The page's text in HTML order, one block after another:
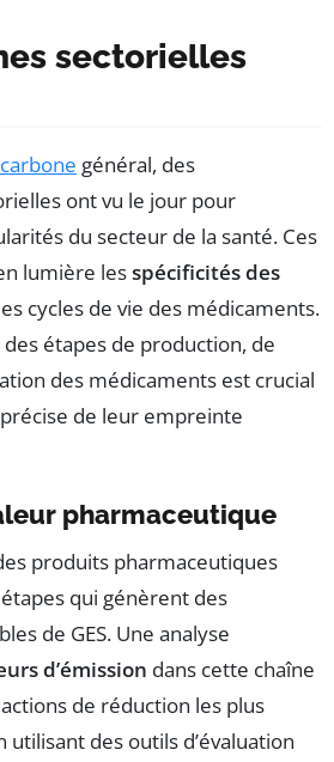
sectorielles
général, des
ont vu le jour pour
du secteur de la santé. Ces
lumière lesspécificités des
cycles de vie des médicaments.
étapes de production, de
des médicaments est crucial
de leur empreinte
pharmaceutique
produits pharmaceutiques
qui génèrent des
de GES. Une analyse
d’émission dans cette chaîne
de réduction les plus
utilisant des outils d’évaluation